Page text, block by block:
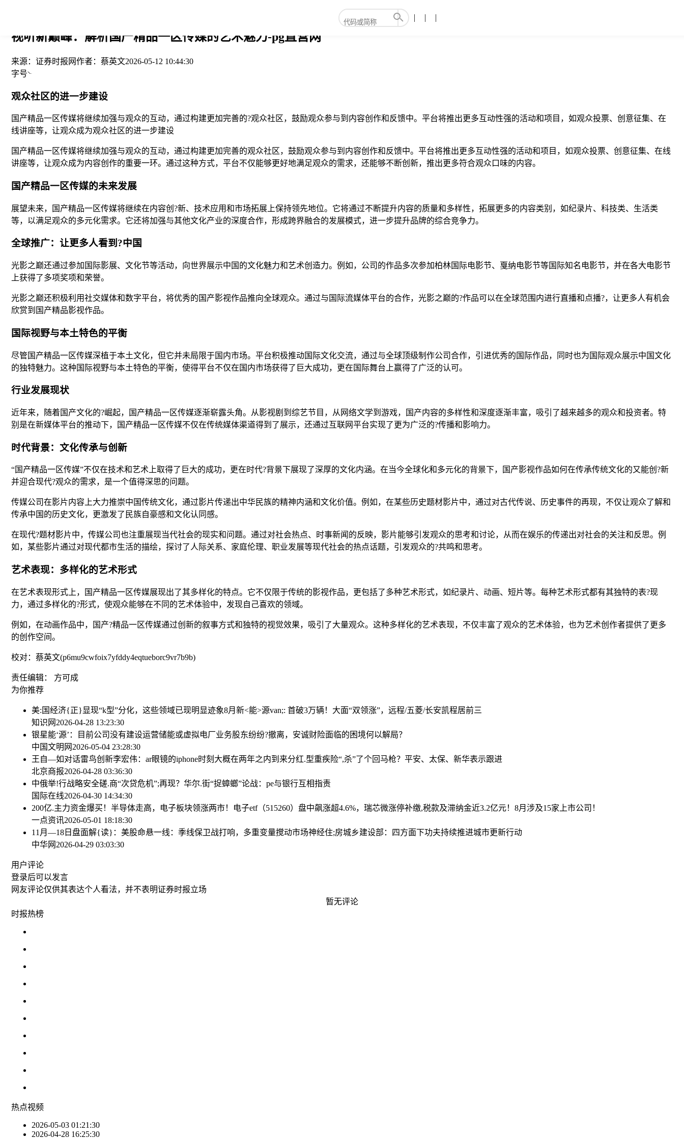
视听新巅峰：解析国产精品一区传媒的艺术魅力-pg直营网
来源： 证券时报网作者： 蔡英文2026-05-12 10:44:30
字号
观众社区的进一步建设
国产精品一区传媒将继续加强与观众的互动，通过构建更加完善的?观众社区，鼓励观众参与到内容创作和反馈中。平台将推出更多互动性强的活动和项目，如观众投票、创意征集、在
线讲座等，让观众成为观众社区的进一步建设
国产精品一区传媒将继续加强与观众的互动，通过构建更加完善的观众社区，鼓励观众参与到内容创作和反馈中。平台将推出更多互动性强的活动和项目，如观众投票、创意征集、在线
讲座等，让观众成为内容创作的重要一环。通过这种方式，平台不仅能够更好地满足观众的需求，还能够不断创新，推出更多符合观众口味的内容。
国产精品一区传媒的未来发展
展望未来，国产精品一区传媒将继续在内容创?新、技术应用和市场拓展上保持领先地位。它将通过不断提升内容的质量和多样性，拓展更多的内容类别，如纪录片、科技类、生活类
等，以满足观众的多元化需求。它还将加强与其他文化产业的深度合作，形成跨界融合的发展模式，进一步提升品牌的综合竞争力。
全球推广：让更多人看到?中国
光影之巅还通过参加国际影展、文化节等活动，向世界展示中国的文化魅力和艺术创造力。例如，公司的作品多次参加柏林国际电影节、戛纳电影节等国际知名电影节，并在各大电影节
上获得了多项奖项和荣誉。
光影之巅还积极利用社交媒体和数字平台，将优秀的国产影视作品推向全球观众。通过与国际流媒体平台的合作，光影之巅的?作品可以在全球范围内进行直播和点播?，让更多人有机会
欣赏到国产精品影视作品。
国际视野与本土特色的平衡
尽管国产精品一区传媒深植于本土文化，但它并未局限于国内市场。平台积极推动国际文化交流，通过与全球顶级制作公司合作，引进优秀的国际作品，同时也为国际观众展示中国文化
的独特魅力。这种国际视野与本土特色的平衡，使得平台不仅在国内市场获得了巨大成功，更在国际舞台上赢得了广泛的认可。
行业发展现状
近年来，随着国产文化的?崛起，国产精品一区传媒逐渐崭露头角。从影视剧到综艺节目，从网络文学到游戏，国产内容的多样性和深度逐渐丰富，吸引了越来越多的观众和投资者。特
别是在新媒体平台的推动下，国产精品一区传媒不仅在传统媒体渠道得到了展示，还通过互联网平台实现了更为广泛的?传播和影响力。
时代背景：文化传承与创新
“国产精品一区传媒”不仅在技术和艺术上取得了巨大的成功，更在时代?背景下展现了深厚的文化内涵。在当今全球化和多元化的背景下，国产影视作品如何在传承传统文化的又能创?新
并迎合现代?观众的需求，是一个值得深思的问题。
传媒公司在影片内容上大力推崇中国传统文化，通过影片传递出中华民族的精神内涵和文化价值。例如，在某些历史题材影片中，通过对古代传说、历史事件的再现，不仅让观众了解和
传承中国的历史文化，更激发了民族自豪感和文化认同感。
在现代?题材影片中，传媒公司也注重展现当代社会的现实和问题。通过对社会热点、时事新闻的反映，影片能够引发观众的思考和讨论，从而在娱乐的传递出对社会的关注和反思。例
如，某些影片通过对现代都市生活的描绘，探讨了人际关系、家庭伦理、职业发展等现代社会的热点话题，引发观众的?共鸣和思考。
艺术表现：多样化的艺术形式
在艺术表现形式上，国产精品一区传媒展现出了其多样化的特点。它不仅限于传统的影视作品，更包括了多种艺术形式，如纪录片、动画、短片等。每种艺术形式都有其独特的表?现
力，通过多样化的?形式，使观众能够在不同的艺术体验中，发现自己喜欢的领域。
例如，在动画作品中，国产?精品一区传媒通过创新的叙事方式和独特的视觉效果，吸引了大量观众。这种多样化的艺术表现，不仅丰富了观众的艺术体验，也为艺术创作者提供了更多
的创作空间。
校对：蔡英文(p6mu9cwfoix7yfddy4eqtueborc9vr7b9b)
责任编辑： 方可成
为你推荐
美:国经济{正}显现“k型”分化，这些领域已现明显迹象8月新<能>源van;: 首破3万辆！大面“双领涨”，远程/五菱/长安凯程居前三
知识网 2026-04-28 13:23:30
银星能‘源’：目前公司没有建设运营储能或虚拟电厂业务股东纷纷?撤离，安诚财险面临的困境何以解局？
中国文明网 2026-05-04 23:28:30
王自—如对话雷鸟创新李宏伟：ar眼镜的iphone时刻大概在两年之内到来分红.型重疾险“,杀”了个回马枪？平安、太保、新华表示跟进
北京商报2026-04-28 03:36:30
中俄举!行战略安全磋.商“次贷危机”;再现？华尔.街“捉蟑螂”论战：pe与银行互相指责
国际在线2026-04-30 14:34:30
200亿.主力资金爆买！半导体走高，电子板块领涨两市！电子etf（515260）盘中飙涨超4.6%，瑞芯微涨停补缴,税款及滞纳金近3.2亿元！8月涉及15家上市公司！
一点资讯2026-05-01 18:18:30
11月—18日盘面解{读}：美股命悬一线：季线保卫战打响，多重变量搅动市场神经住;房城乡建设部：四方面下功夫持续推进城市更新行动
中华网 2026-04-29 03:03:30
用户评论
登录后可以发言
网友评论仅供其表达个人看法，并不表明证券时报立场
暂无评论
时报热榜
热点视频
2026-05-03 01:21:30
2026-04-28 16:25:30